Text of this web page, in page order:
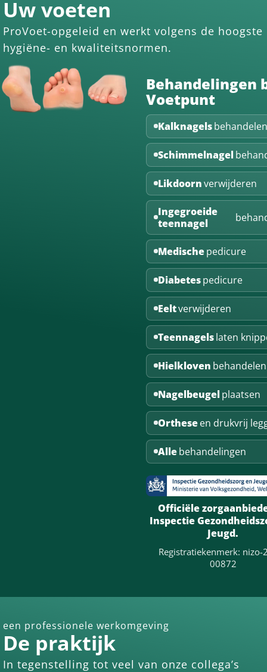
Uw voeten
ProVoet-opgeleid en werkt volgens de hoogste
hygiëne- en kwaliteitsnormen.
Behandelingen
Voetpunt
Kalknagelsbehandelen
Schimmelnagel
Likdoornverwijderen
Ingegroeide
teennagel
Medischepedicure
Diabetespedicure
Eeltverwijderen
Teennagelslaten
Hielkloven behandelen
Nagelbeugelplaatsen
Ortheseen drukvrij
Allebehandelingen
Officiële
Inspectie
Jeugd.
Registratiekenmerk: nizo-
00872
een professionele werkomgeving
De praktijk
In tegenstelling tot veel van onze collega’s